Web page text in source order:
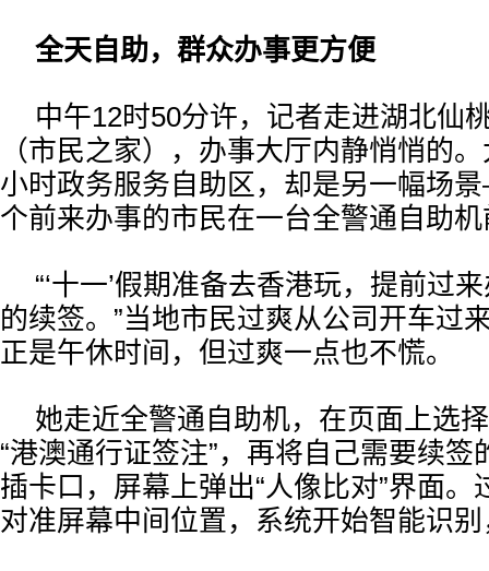
全天自助，群众办事更方便
中午12时50分许，记者走进湖北仙
（市民之家），办事大厅内静悄悄的
小时政务服务自助区，却是另一幅场
个前来办事的市民在一台全警通自助
“‘十一’假期准备去香港玩，提前过
的续签。”当地市民过爽从公司开车过
正是午休时间，但过爽一点也不慌。
她走近全警通自助机，在页面上选
“港澳通行证签注”，再将自己需要续签
插卡口，屏幕上弹出“人像比对”界面。
对准屏幕中间位置，系统开始智能识